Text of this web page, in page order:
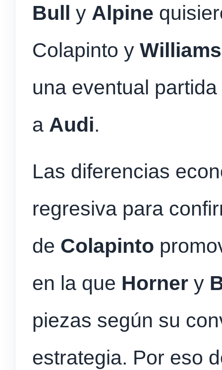
Bull
y Alpine
Colapinto y Williams
una eventual
a Audi.
Las diferencias
regresiva para
de Colapinto
en la que Horner y
piezas según su
estrategia. Por eso